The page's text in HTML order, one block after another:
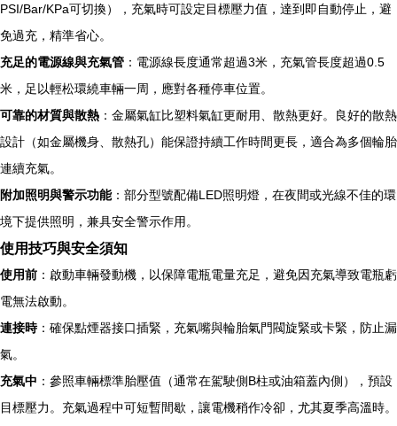
PSI/Bar/KPa可切換），充氣時可設定目標壓力值，達到即自動停止，避
免過充，精準省心。
充足的電源線與充氣管 ：電源線長度通常超過3米，充氣管長度超過0.5
米，足以輕松環繞車輛一周，應對各種停車位置。
可靠的材質與散熱 ：金屬氣缸比塑料氣缸更耐用、散熱更好。良好的散熱
設計（如金屬機身、散熱孔）能保證持續工作時間更長，適合為多個輪胎
連續充氣。
附加照明與警示功能：部分型號配備LED照明燈，在夜間或光線不佳的環
境下提供照明，兼具安全警示作用。
使用技巧與安全須知
使用前 ：啟動車輛發動機，以保障電瓶電量充足，避免因充氣導致電瓶虧
電無法啟動。
連接時：確保點煙器接口插緊，充氣嘴與輪胎氣門閥旋緊或卡緊，防止漏
氣。
充氣中 ：參照車輛標準胎壓值（通常在駕駛側B柱或油箱蓋內側），預設
目標壓力。充氣過程中可短暫間歇，讓電機稍作冷卻，尤其夏季高溫時。